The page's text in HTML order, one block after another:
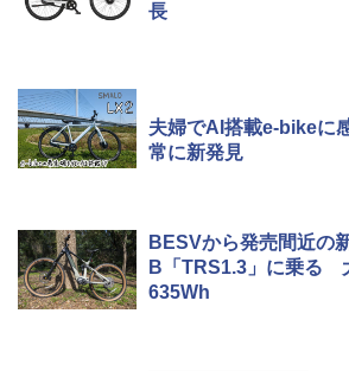
長
夫婦でAI搭載e-bikeに
常に新発見
BESVから発売間近の
B「TRS1.3」に乗る
635Wh